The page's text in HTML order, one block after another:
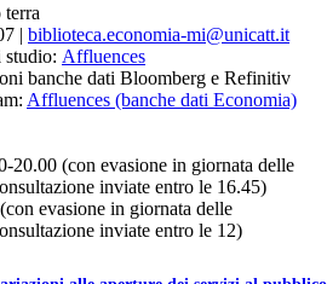
| biblioteca.economia-mi@unicatt.it
studio: Affluences
banche dati Bloomberg e Refinitiv
Affluences (banche dati Economia)
20.00 (con evasione in giornata delle
inviate entro le 16.45)
evasione in giornata delle
inviate entro le 12)